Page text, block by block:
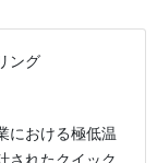
ング
における極低温
されたクイック